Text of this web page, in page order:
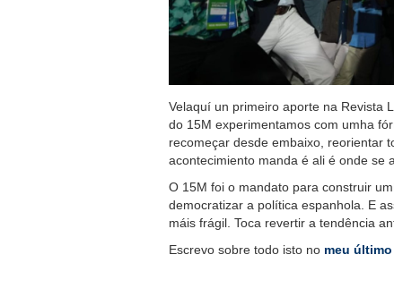
Velaquí un primeiro aporte na Revista
do 15M experimentamos com umha
recomeçar desde embaixo, reorientar
acontecimiento manda é ali é onde se
O 15M foi o mandato para construir
democratizar a política espanhola. E
máis frágil. Toca revertir a tendência
Escrevo sobre todo isto no meu